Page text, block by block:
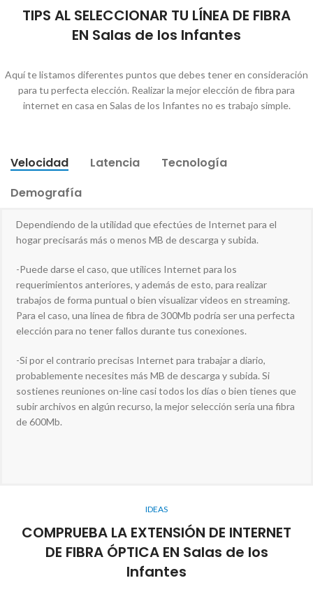
TIPS AL SELECCIONAR TU LÍNEA DE FIBRA
EN Salas de los Infantes
Aquí te listamos diferentes puntos que debes tener en consideración
para tu perfecta elección. Realizar la mejor elección de fibra para
internet en casa en Salas de los Infantes no es trabajo simple.
Velocidad Latencia
Tecnología
Demografía
Dependiendo de la utilidad que efectúes de Internet para el
hogar precisarás más o menos MB de descarga y subida.
-Puede darse el caso, que utilices Internet para los
requerimientos anteriores, y además de esto, para realizar
trabajos de forma puntual o bien visualizar videos en streaming.
Para el caso, una línea de fibra de 300Mb podría ser una perfecta
elección para no tener fallos durante tus conexiones.
-Si por el contrario precisas Internet para trabajar a diario,
probablemente necesites más MB de descarga y subida. Si
sostienes reuniones on-line casi todos los días o bien tienes que
subir archivos en algún recurso, la mejor selección sería una fibra
de 600Mb.
IDEAS
COMPRUEBA LA EXTENSIÓN DE INTERNET
DE FIBRA ÓPTICA EN Salas de los
Infantes